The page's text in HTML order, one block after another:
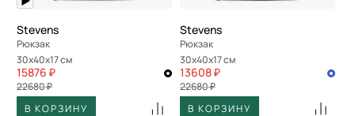
Stevens
Рюкзак
30x40x17 см
15876 ₽
22680 ₽
В КОРЗИНУ
Stevens
Рюкзак
30x40x17 см
13608 ₽
22680 ₽
В КОРЗИНУ